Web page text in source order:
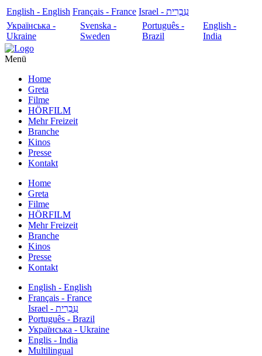
English - English Français - France
עִבְרִית - Israel
Українська -
Ukraine
Svenska -
Sweden
Português -
Brazil
English -
India
Menü
Home
Greta
Filme
HÖRFILM
Mehr Freizeit
Branche
Kinos
Presse
Kontakt
Home
Greta
Filme
HÖRFILM
Mehr Freizeit
Branche
Kinos
Presse
Kontakt
English - English
Français - France
עִבְרִית - Israel
Português - Brazil
Українська - Ukraine
Englis - India
Multilingual